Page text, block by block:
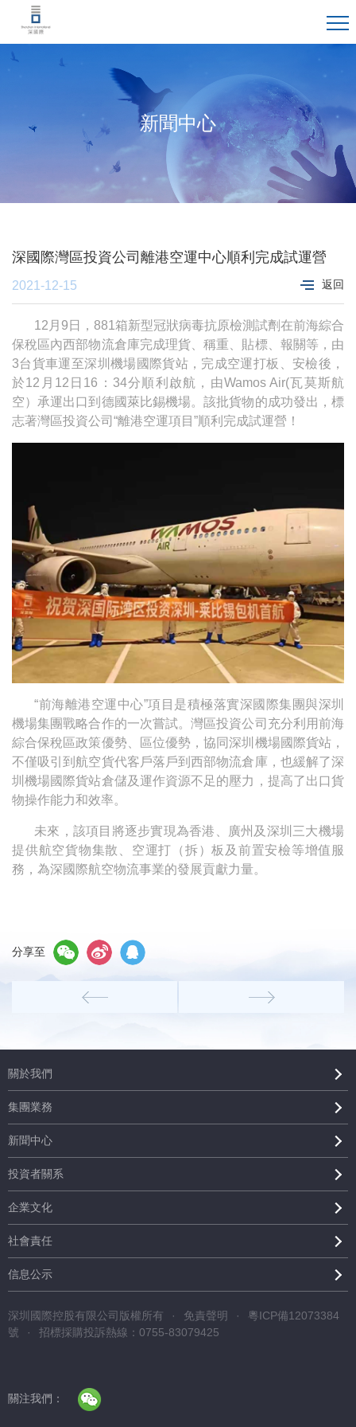
新聞中心
深國際灣區投資公司離港空運中心順利完成試運營
2021-12-15 返回
12月9日，881箱新型冠狀病毒抗原檢測試劑在前海綜合
保稅區內西部物流倉庫完成理貨、稱重、貼標、報關等，由
3台貨車運至深圳機場國際貨站，完成空運打板、安檢後，
於12月12日16：34分順利啟航，由Wamos Air(瓦莫斯航
空）承運出口到德國萊比錫機場。該批貨物的成功發出，標
志著灣區投資公司“離港空運項目”順利完成試運營！
“前海離港空運中心”項目是積極落實深國際集團與深圳
機場集團戰略合作的一次嘗試。灣區投資公司充分利用前海
綜合保稅區政策優勢、區位優勢，協同深圳機場國際貨站，
不僅吸引到航空貨代客戶落戶到西部物流倉庫，也緩解了深
圳機場國際貨站倉儲及運作資源不足的壓力，提高了出口貨
物操作能力和效率。
未來，該項目將逐步實現為香港、廣州及深圳三大機場
提供航空貨物集散、空運打（拆）板及前置安檢等增值服
務，為深國際航空物流事業的發展貢獻力量。
分享至
關於我們
集團業務
新聞中心
投資者關系
企業文化
社會責任
信息公示
深圳國際控股有限公司版權所有 · 免責聲明 ·
粵ICP備12073384
號
· 招標採購投訴熱線：0755-83079425
關注我們：